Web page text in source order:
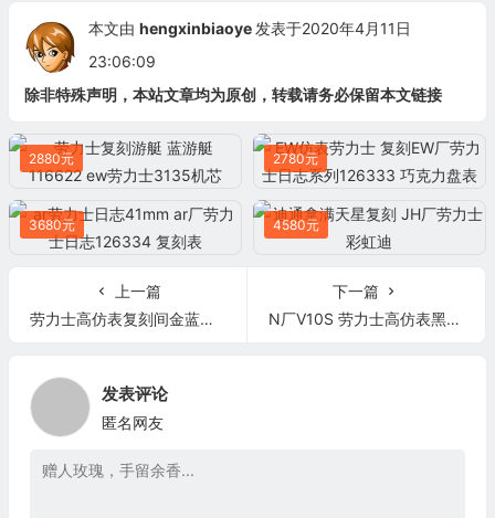
本文由 hengxinbiaoye 发表于2020年4月11日
23:06:09
除非特殊声明，本站文章均为原创，转载请务必保留本文链接
2880元 2780元
3680元 4580元
上一篇
劳力士高仿表复刻间金蓝水鬼 ew厂劳力士高仿表潜航者型间金蓝水鬼116613LB 镶钻刻度
下一篇
N厂V10S 劳力士高仿表黑水鬼116610LN 高仿表
发表评论
匿名网友